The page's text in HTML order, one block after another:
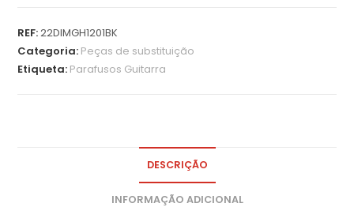
REF:22DIMGH1201BK
Categoria: Peças de substituição
Etiqueta: Parafusos Guitarra
DESCRIÇÃO
INFORMAÇÃO ADICIONAL